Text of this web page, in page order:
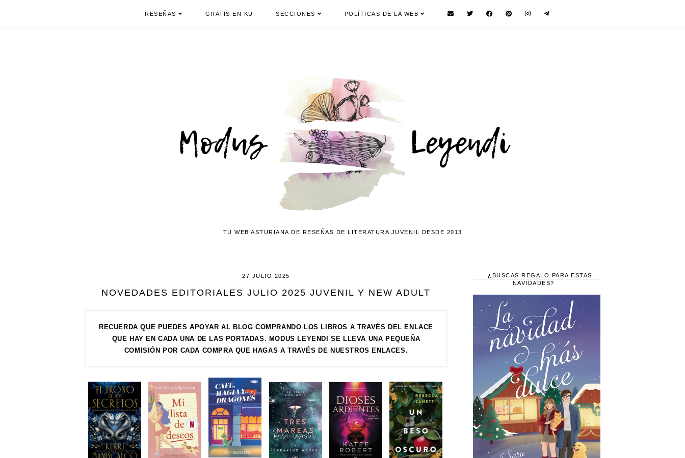
RESEÑAS GRATIS EN KU SECCIONES POLÍTICAS DE LA WEB
TU WEB ASTURIANA DE RESEÑAS DE LITERATURA JUVENIL DESDE 2013
27 JULIO 2025
NOVEDADES EDITORIALES JULIO 2025 JUVENIL Y NEW ADULT
RECUERDA QUE PUEDES APOYAR AL BLOG COMPRANDO LOS LIBROS A TRAVÉS DEL ENLACE
QUE HAY EN CADA UNA DE LAS PORTADAS. MODUS LEYENDI SE LLEVA UNA PEQUEÑA
COMISIÓN POR CADA COMPRA QUE HAGAS A TRAVÉS DE NUESTROS ENLACES.
¿BUSCAS REGALO PARA ESTAS
NAVIDADES?